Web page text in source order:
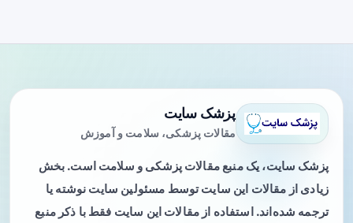
پزشک سایت
مقالات پزشکی، سلامت و آموزش
پزشک سایت، یک منبع مقالات پزشکی و سلامت است. بخش
زیادی از مقالات این سایت توسط مسئولین سایت نوشته یا
ترجمه شده‌اند. استفاده از مقالات این سایت فقط با ذکر منبع